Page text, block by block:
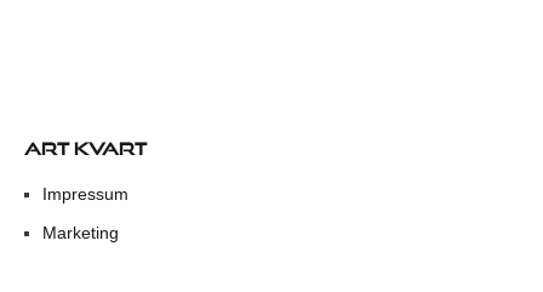
ART KVART
Impressum
Marketing